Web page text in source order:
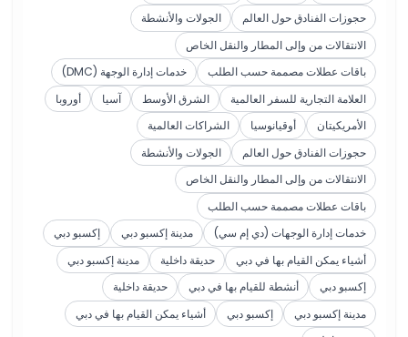
حجوزات الفنادق حول العالم
الجولات والأنشطة
الانتقالات من وإلى المطار والنقل الخاص
باقات عطلات مصممة حسب الطلب
خدمات إدارة الوجهة (DMC)
العلامة التجارية للسفر العالمية
الشرق الأوسط آسيا
أوروبا
الأمريكيتان
أوقيانوسيا
الشراكات العالمية
حجوزات الفنادق حول العالم
الجولات والأنشطة
الانتقالات من وإلى المطار والنقل الخاص
باقات عطلات مصممة حسب الطلب
خدمات إدارة الوجهات (دي إم سي)
مدينة إكسبو دبي
إكسبو دبي
أشياء يمكن القيام بها في دبي
حديقة داخلية
مدينة إكسبو دبي
إكسبو دبي
أنشطة للقيام بها في دبي
حديقة داخلية
مدينة إكسبو دبي
إكسبو دبي
أشياء يمكن القيام بها في دبي